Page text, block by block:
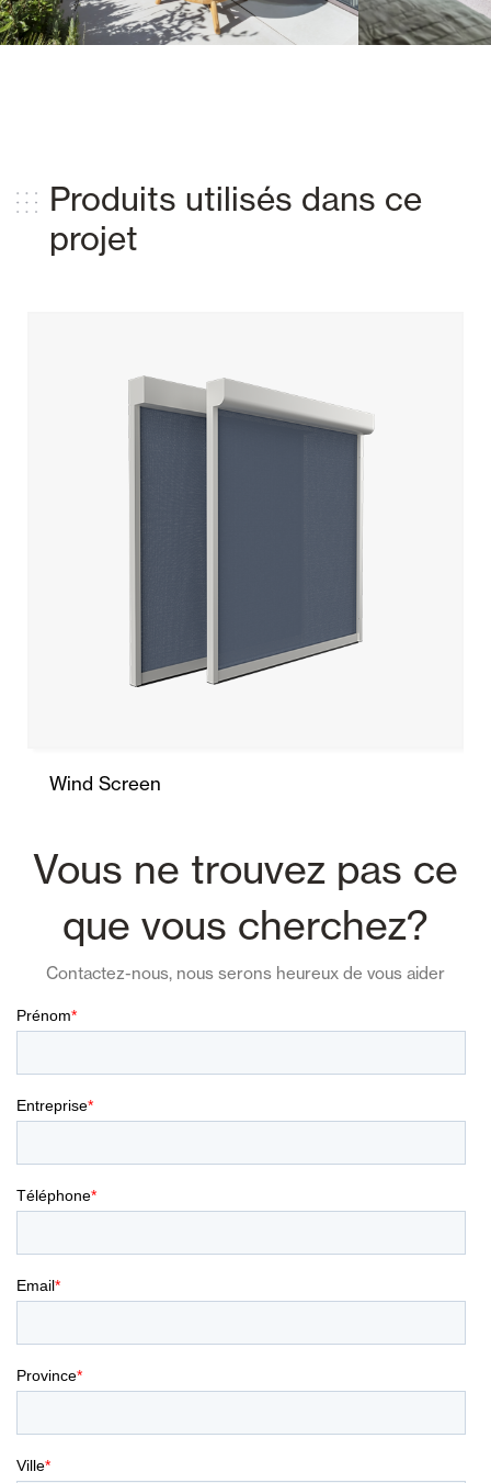
Produits utilisés dans ce
projet
Wind Screen
Vous ne trouvez pas ce
que vous cherchez?
Contactez-nous, nous serons heureux de vous aider